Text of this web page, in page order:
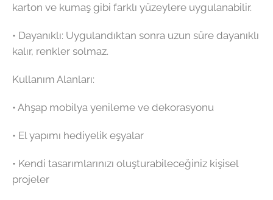
karton ve kumaş gibi farklı yüzeylere uygulanabilir.
•⁠ ⁠Dayanıklı: Uygulandıktan sonra uzun süre dayanıklı
kalır, renkler solmaz.
Kullanım Alanları:
•⁠ ⁠Ahşap mobilya yenileme ve dekorasyonu
•⁠ ⁠El yapımı hediyelik eşyalar
•⁠ ⁠Kendi tasarımlarınızı oluşturabileceğiniz kişisel
projeler